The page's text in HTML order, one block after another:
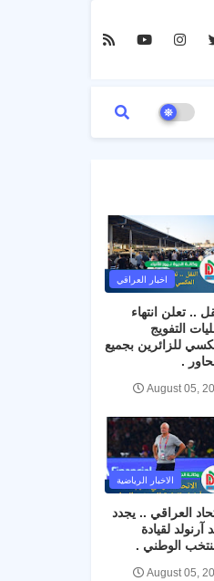
اخبار العراقي
.. تعلن انتهاء
التفويج
للزائرين بجميع
.
August 05,
الاخبار الرياضية
العراقي .. يجدد
آرنولد لقيادة
الوطني .
August 05,